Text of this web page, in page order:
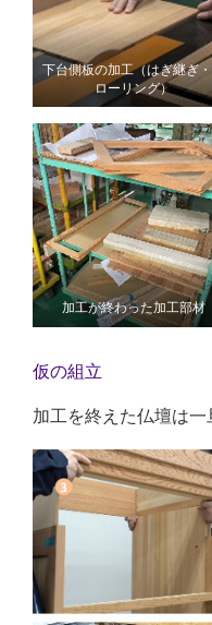
下台側板の加工（はぎ継ぎ
ローリング）
加工が終わった加工部材
仮の組立
加工を終えた仏壇は一